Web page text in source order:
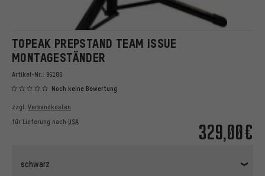
TOPEAK PREPSTAND TEAM ISSUE
MONTAGESTÄNDER
Artikel-Nr.: 96186
Noch keine Bewertung
329,00€
zzgl. Versandkosten
für Lieferung nach USA
schwarz